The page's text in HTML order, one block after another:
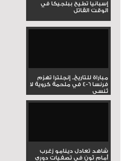
إسبانيا تطيح ببلجيكا في
الوقت القاتل
مباراة للتاريخ.. إنجلترا تهزم
فرنسا 6-4 في ملحمة كروية لا
تُنسى
شاهد تعادل دينامو زغرب
أمام ثون في تصفيات دوري